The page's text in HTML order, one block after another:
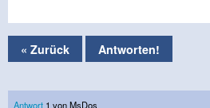
« Zurück Antworten!
Antwort 1 von MsDos